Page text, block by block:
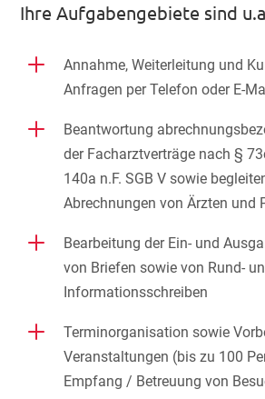
Ihre Aufgabengebiete sind
L
Annahme, Weiterleitung und
Anfragen per Telefon oder E-
L
Beantwortung
der Facharztverträge nach §
140a n.F. SGB V sowie
Abrechnungen von Ärzten und
L
Bearbeitung der Ein- und
von Briefen sowie von Rund-
Informationsschreiben
L
Terminorganisation sowie
Veranstaltungen (bis zu 100
Empfang / Betreuung von